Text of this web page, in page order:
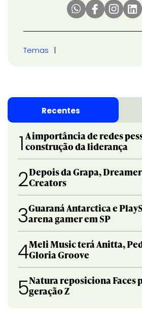
Temas
Recentes
1 A importância de redes
construção da liderança
2Depois da Grapa,
Creators
3Guaraná Antarctica e
arena gamer em SP
4Meli Music terá Anitta,
Gloria Groove
5Natura reposiciona Faces
geração Z